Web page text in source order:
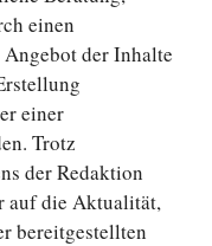
einen
der Inhalte
einer
Trotz
der Redaktion
auf die Aktualität,
bereitgestellten